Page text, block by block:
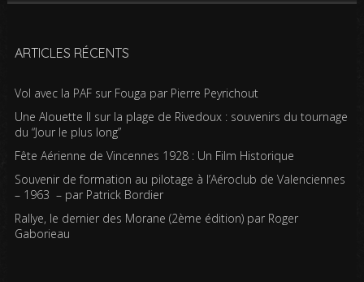
ARTICLES RÉCENTS
Vol avec la PAF sur Fouga par Pierre Peyrichout
Une Alouette II sur la plage de Rivedoux : souvenirs du tournage
du “Jour le plus long”
Fête Aérienne de Vincennes 1928 : Un Film Historique
Souvenir de formation au pilotage à l’Aéroclub de Valenciennes
– 1963 – par Patrick Bordier
Rallye, le dernier des Morane (2ème édition) par Roger
Gaborieau